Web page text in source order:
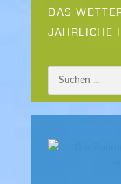
DAS
JÄHRLICHE